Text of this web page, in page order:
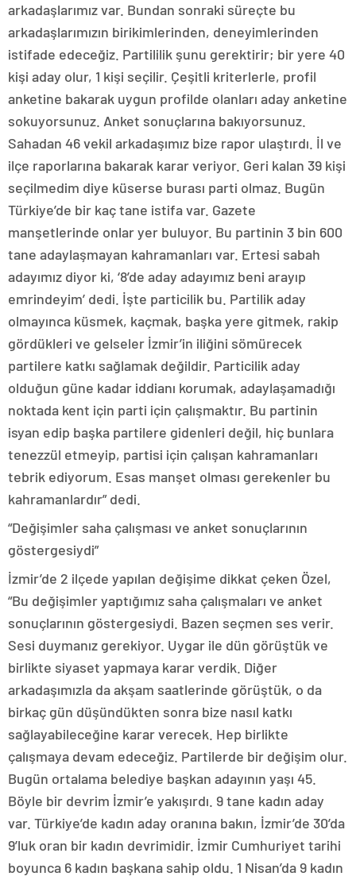
arkadaşlarımız var. Bundan sonraki süreçte bu
arkadaşlarımızın birikimlerinden, deneyimlerinden
istifade edeceğiz. Partililik şunu gerektirir; bir yere 40
kişi aday olur, 1 kişi seçilir. Çeşitli kriterlerle, profil
anketine bakarak uygun profilde olanları aday anketine
sokuyorsunuz. Anket sonuçlarına bakıyorsunuz.
Sahadan 46 vekil arkadaşımız bize rapor ulaştırdı. İl ve
ilçe raporlarına bakarak karar veriyor. Geri kalan 39 kişi
seçilmedim diye küserse burası parti olmaz. Bugün
Türkiye’de bir kaç tane istifa var. Gazete
manşetlerinde onlar yer buluyor. Bu partinin 3 bin 600
tane adaylaşmayan kahramanları var. Ertesi sabah
adayımız diyor ki, ‘8’de aday adayımız beni arayıp
emrindeyim’ dedi. İşte particilik bu. Partilik aday
olmayınca küsmek, kaçmak, başka yere gitmek, rakip
gördükleri ve gelseler İzmir’in iliğini sömürecek
partilere katkı sağlamak değildir. Particilik aday
olduğun güne kadar iddianı korumak, adaylaşamadığı
noktada kent için parti için çalışmaktır. Bu partinin
isyan edip başka partilere gidenleri değil, hiç bunlara
tenezzül etmeyip, partisi için çalışan kahramanları
tebrik ediyorum. Esas manşet olması gerekenler bu
kahramanlardır” dedi.
“Değişimler saha çalışması ve anket sonuçlarının
göstergesiydi”
İzmir’de 2 ilçede yapılan değişime dikkat çeken Özel,
“Bu değişimler yaptığımız saha çalışmaları ve anket
sonuçlarının göstergesiydi. Bazen seçmen ses verir.
Sesi duymanız gerekiyor. Uygar ile dün görüştük ve
birlikte siyaset yapmaya karar verdik. Diğer
arkadaşımızla da akşam saatlerinde görüştük, o da
birkaç gün düşündükten sonra bize nasıl katkı
sağlayabileceğine karar verecek. Hep birlikte
çalışmaya devam edeceğiz. Partilerde bir değişim olur.
Bugün ortalama belediye başkan adayının yaşı 45.
Böyle bir devrim İzmir’e yakışırdı. 9 tane kadın aday
var. Türkiye’de kadın aday oranına bakın, İzmir’de 30’da
9’luk oran bir kadın devrimidir. İzmir Cumhuriyet tarihi
boyunca 6 kadın başkana sahip oldu. 1 Nisan’da 9 kadın